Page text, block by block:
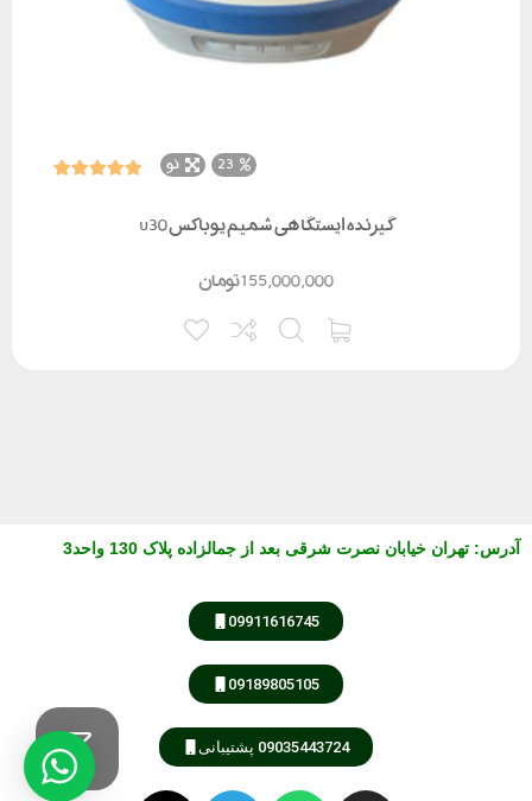
23 نو
گیرنده ایستگاهی شمیم یوباکس u30
تومان155,000,000
آدرس: تهران خیابان نصرت شرقی بعد از جمالزاده پلاک 130 واحد3
09911616745
09189805105
09035443724 پشتیبانی